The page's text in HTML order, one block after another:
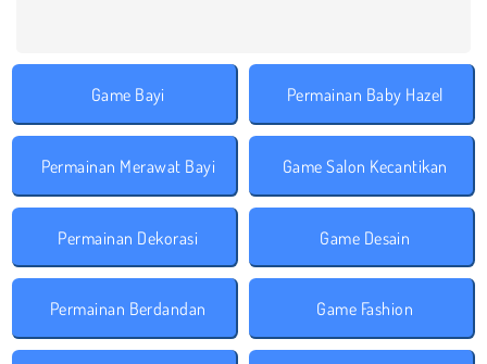
Game Bayi Permainan Baby Hazel
Permainan Merawat Bayi Game Salon Kecantikan
Permainan Dekorasi Game Desain
Permainan Berdandan Game Fashion